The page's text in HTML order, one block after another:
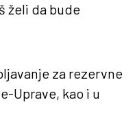
želi da bude
za rezervne
Uprave, kao i u